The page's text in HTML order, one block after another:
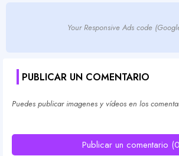
Your Responsive Ads code
PUBLICAR UN COMENTARIO
Puedes publicar imagenes y vídeos en los
Publicar un comentario